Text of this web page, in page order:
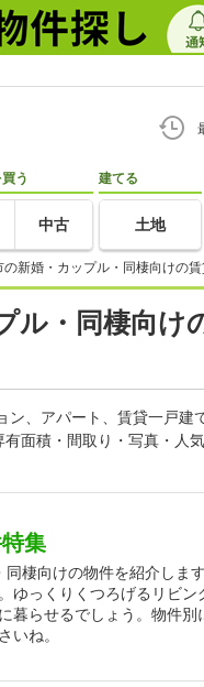
う
中古
建てる
土地
の新婚・カップル・同棲向けの
ル・同棲向
、アパート、賃貸一戸
面積・間取り・写真・人
集
棲向けの物件を紹介しま
ゆっくりくつろげるリビン
暮らせるでしょう。物件別
いね。